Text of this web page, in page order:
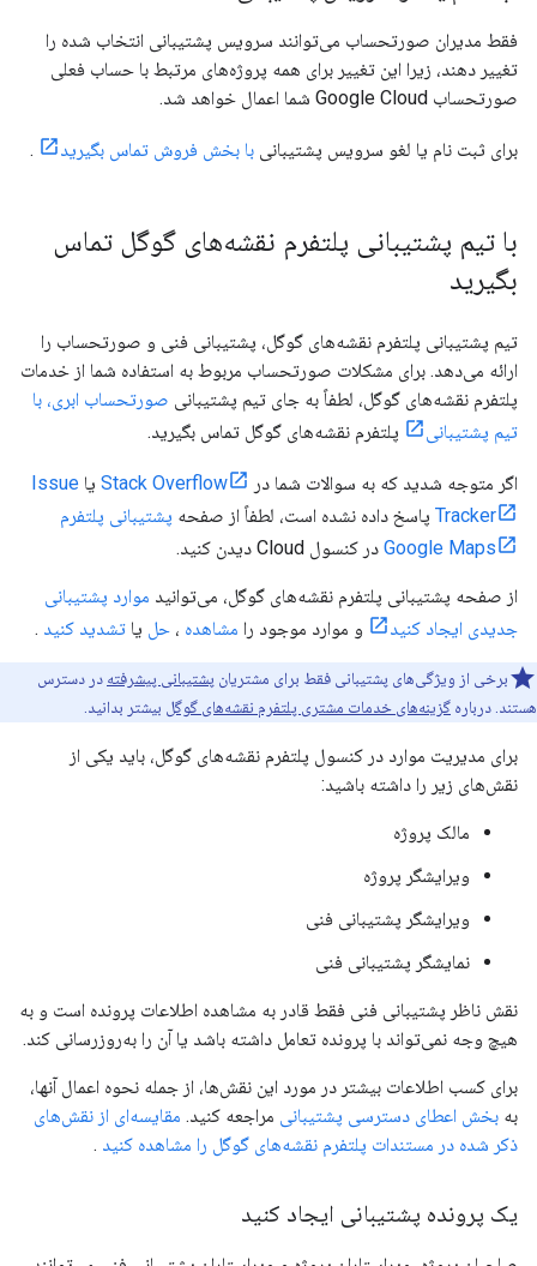
فقط مدیران صورتحساب می‌توانند سرویس پشتیبانی انتخاب شده را
تغییر دهند، زیرا این تغییر برای همه پروژه‌های مرتبط با حساب فعلی
صورتحساب Google Cloud شما اعمال خواهد شد.
برای ثبت نام یا لغو سرویس پشتیبانی با بخش فروش تماس بگیرید .
با تیم پشتیبانی پلتفرم نقشه‌های گوگل تماس
بگیرید
تیم پشتیبانی پلتفرم نقشه‌های گوگل، پشتیبانی فنی و صورتحساب را
ارائه می‌دهد. برای مشکلات صورتحساب مربوط به استفاده شما از خدمات
پلتفرم نقشه‌های گوگل، لطفاً به جای تیم پشتیبانی صورتحساب ابری، با
تیم پشتیبانی
پلتفرم نقشه‌های گوگل تماس بگیرید.
اگر متوجه شدید که به سوالات شما در Stack Overflow یا Issue
Tracker پاسخ داده نشده است، لطفاً از صفحه پشتیبانی پلتفرم
Google Maps در کنسول Cloud دیدن کنید.
از صفحه پشتیبانی پلتفرم نقشه‌های گوگل، می‌توانید موارد پشتیبانی
جدیدی ایجاد کنید
و موارد موجود را مشاهده ، حل یا تشدید کنید .
برخی از ویژگی‌های پشتیبانی فقط برای مشتریان پشتیبانی پیشرفته در دسترس
هستند. درباره گزینه‌های خدمات مشتری پلتفرم نقشه‌های گوگل بیشتر بدانید.
برای مدیریت موارد در کنسول پلتفرم نقشه‌های گوگل، باید یکی از
نقش‌های زیر را داشته باشید:
مالک پروژه
ویرایشگر پروژه
ویرایشگر پشتیبانی فنی
نمایشگر پشتیبانی فنی
نقش ناظر پشتیبانی فنی فقط قادر به مشاهده اطلاعات پرونده است و به
هیچ وجه نمی‌تواند با پرونده تعامل داشته باشد یا آن را به‌روزرسانی کند.
برای کسب اطلاعات بیشتر در مورد این نقش‌ها، از جمله نحوه اعمال آنها،
به بخش اعطای دسترسی پشتیبانی مراجعه کنید. مقایسه‌ای از نقش‌های
ذکر شده در مستندات پلتفرم نقشه‌های گوگل را مشاهده کنید .
یک پرونده پشتیبانی ایجاد کنید